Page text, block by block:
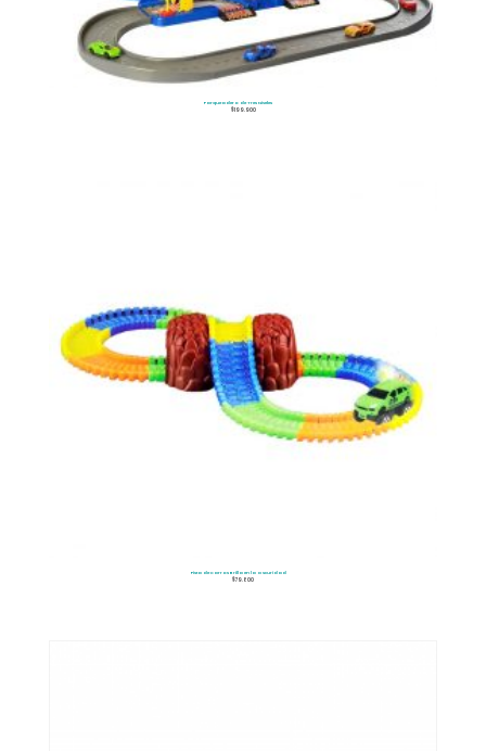
Parqueadero de Tres Niveles
$199.900
Pista de Carros Brilla en la Oscuridad
$79.800